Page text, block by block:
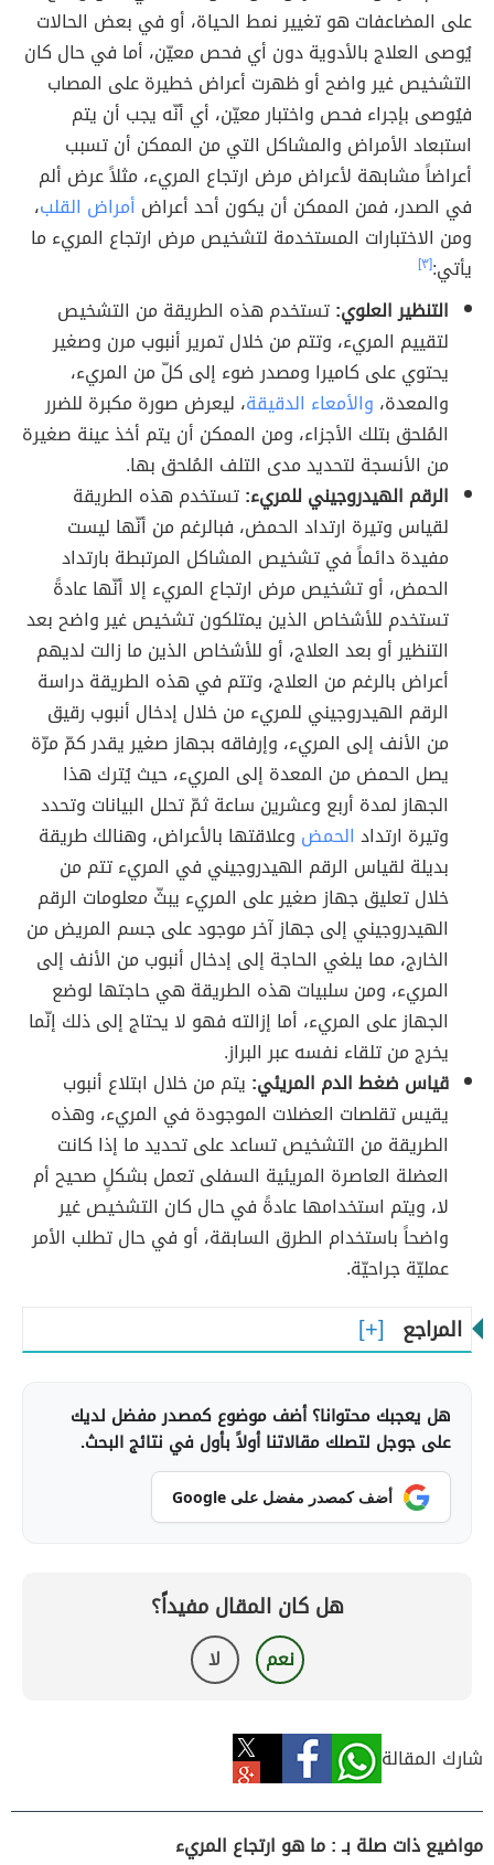
على المضاعفات هو تغيير نمط الحياة، أو في بعض الحالات
يُوصى العلاج بالأدوية دون أي فحص معيّن، أما في حال كان
التشخيص غير واضح أو ظهرت أعراض خطيرة على المصاب
فيُوصى بإجراء فحص واختبار معيّن، أي أنّه يجب أن يتم
استبعاد الأمراض والمشاكل التي من الممكن أن تسبب
أعراضاً مشابهة لأعراض مرض ارتجاع المريء، مثلاً عرض ألم
في الصدر، فمن الممكن أن يكون أحد أعراض أمراض القلب،
ومن الاختبارات المستخدمة لتشخيص مرض ارتجاع المريء ما
يأتي:[٣]
التنظير العلوي:تستخدم هذه الطريقة من التشخيص
لتقييم المريء، وتتم من خلال تمرير أنبوب مرن وصغير
يحتوي على كاميرا ومصدر ضوء إلى كلّ من المريء،
والمعدة، والأمعاء الدقيقة، ليعرض صورة مكبرة للضرر
المُلحق بتلك الأجزاء، ومن الممكن أن يتم أخذ عينة صغيرة
من الأنسجة لتحديد مدى التلف المُلحق بها.
الرقم الهيدروجيني للمريء:تستخدم هذه الطريقة
لقياس وتيرة ارتداد الحمض، فبالرغم من أنّها ليست
مفيدة دائماً في تشخيص المشاكل المرتبطة بارتداد
الحمض، أو تشخيص مرض ارتجاع المريء إلا أنّها عادةً
تستخدم للأشخاص الذين يمتلكون تشخيص غير واضح بعد
التنظير أو بعد العلاج، أو للأشخاص الذين ما زالت لديهم
أعراض بالرغم من العلاج، وتتم في هذه الطريقة دراسة
الرقم الهيدروجيني للمريء من خلال إدخال أنبوب رقيق
من الأنف إلى المريء، وإرفاقه بجهاز صغير يقدر كمّ مرّة
يصل الحمض من المعدة إلى المريء، حيث يُترك هذا
الجهاز لمدة أربع وعشرين ساعة ثمّ تحلل البيانات وتحدد
وتيرة ارتداد الحمض وعلاقتها بالأعراض، وهنالك طريقة
بديلة لقياس الرقم الهيدروجيني في المريء تتم من
خلال تعليق جهاز صغير على المريء يبثّ معلومات الرقم
الهيدروجيني إلى جهاز آخر موجود على جسم المريض من
الخارج، مما يلغي الحاجة إلى إدخال أنبوب من الأنف إلى
المريء، ومن سلبيات هذه الطريقة هي حاجتها لوضع
الجهاز على المريء، أما إزالته فهو لا يحتاج إلى ذلك إنّما
يخرج من تلقاء نفسه عبر البراز.
قياس ضغط الدم المريئي: يتم من خلال ابتلاع أنبوب
يقيس تقلصات العضلات الموجودة في المريء، وهذه
الطريقة من التشخيص تساعد على تحديد ما إذا كانت
العضلة العاصرة المريئية السفلى تعمل بشكلٍ صحيح أم
لا، ويتم استخدامها عادةً في حال كان التشخيص غير
واضحاً باستخدام الطرق السابقة، أو في حال تطلب الأمر
عمليّة جراحيّة.
المراجع
هل يعجبك محتوانا؟ أضف موضوع كمصدر مفضل لديك
على جوجل لتصلك مقالاتنا أولاً بأول في نتائج البحث.
أضف كمصدر مفضل على Google
هل كان المقال مفيداً؟
نعم لا
شارك المقالة
مواضيع ذات صلة بـ : ما هو ارتجاع المريء